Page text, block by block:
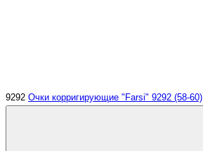
9292 Очки корригирующие "Farsi" 9292 (58-60)